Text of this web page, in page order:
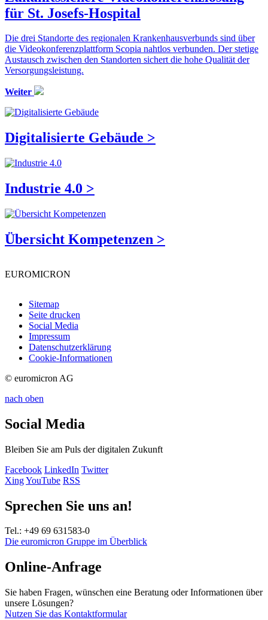
für St. Josefs-Hospital
Die drei Standorte des regionalen Krankenhausverbunds sind über
die Videokonferenzplattform Scopia nahtlos verbunden. Der stetige
Austausch zwischen den Standorten sichert die hohe Qualität der
Versorgungsleistung.
Weiter
Digitalisierte Gebäude >
Industrie 4.0 >
Übersicht Kompetenzen >
EUROMICRON
Sitemap
Seite drucken
Social Media
Impressum
Datenschutzerklärung
Cookie-Informationen
© euromicron AG
nach oben
Social Media
Bleiben Sie am Puls der digitalen Zukunft
Facebook LinkedIn Twitter
XingYouTube RSS
Sprechen Sie uns an!
Tel.: +49 69 631583-0
Die euromicron Gruppe im Überblick
Online-Anfrage
Sie haben Fragen, wünschen eine Beratung oder Informationen über
unsere Lösungen?
Nutzen Sie das Kontaktformular